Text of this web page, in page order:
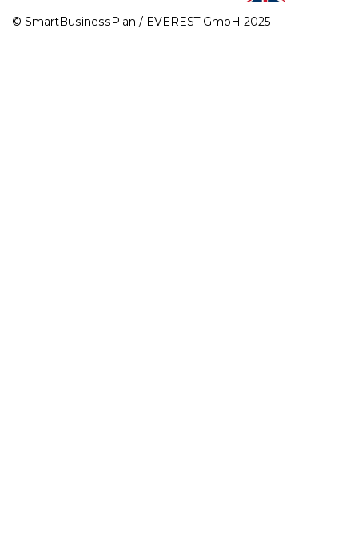
© SmartBusinessPlan / EVEREST GmbH 2025